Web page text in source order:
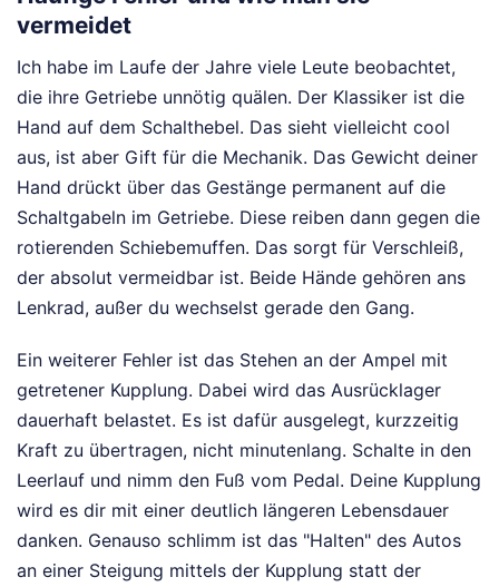
vermeidet
Ich habe im Laufe der Jahre viele Leute beobachtet,
die ihre Getriebe unnötig quälen. Der Klassiker ist die
Hand auf dem Schalthebel. Das sieht vielleicht cool
aus, ist aber Gift für die Mechanik. Das Gewicht deiner
Hand drückt über das Gestänge permanent auf die
Schaltgabeln im Getriebe. Diese reiben dann gegen die
rotierenden Schiebemuffen. Das sorgt für Verschleiß,
der absolut vermeidbar ist. Beide Hände gehören ans
Lenkrad, außer du wechselst gerade den Gang.
Ein weiterer Fehler ist das Stehen an der Ampel mit
getretener Kupplung. Dabei wird das Ausrücklager
dauerhaft belastet. Es ist dafür ausgelegt, kurzzeitig
Kraft zu übertragen, nicht minutenlang. Schalte in den
Leerlauf und nimm den Fuß vom Pedal. Deine Kupplung
wird es dir mit einer deutlich längeren Lebensdauer
danken. Genauso schlimm ist das "Halten" des Autos
an einer Steigung mittels der Kupplung statt der